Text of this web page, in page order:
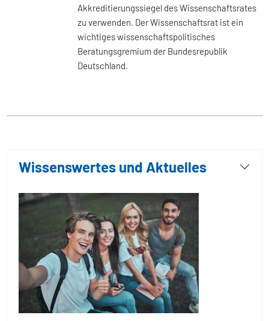
Akkreditierungssiegel des Wissenschaftsrates
zu verwenden. Der Wissenschaftsrat ist ein
wichtiges wissenschaftspolitisches
Beratungsgremium der Bundesrepublik
Deutschland.
Wissenswertes und Aktuelles